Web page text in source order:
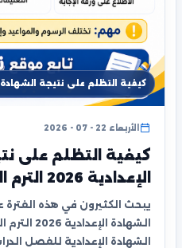
كيفية التظلم على نتيجة الشهادة الإعدادية
الأربعاء 22 - 07 - 2026
كيفية التظلم على
الإعدادية 2026 الترم الثاني
يبحث الكثيرون في هذه
الشهادة
الشهادة الإعدادية للفصل